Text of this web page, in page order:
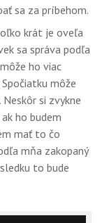
sa za príbehom.
krát je oveľa
sa správa podľa
ho viac
môže
si zvykne
ho budem
mať to čo
mňa zakopaný
to bude